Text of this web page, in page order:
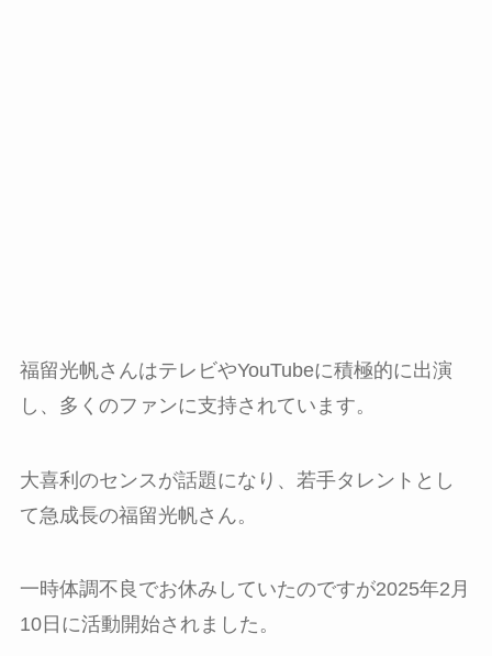
福留光帆さんはテレビやYouTubeに積極的に出演
し、多くのファンに支持されています。
大喜利のセンスが話題になり、若手タレントとし
て急成長の福留光帆さん。
一時体調不良でお休みしていたのですが2025年2月
10日に活動開始されました。